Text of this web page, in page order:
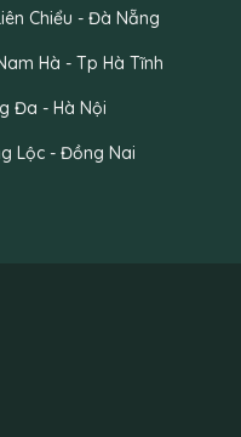
Chiểu - Đà Nẵng
Hà - Tp Hà Tĩnh
Đa - Hà Nội
Lộc - Đồng Nai